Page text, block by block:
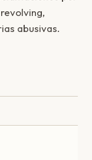
abusivas.